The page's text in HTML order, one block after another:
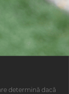
determină dacă